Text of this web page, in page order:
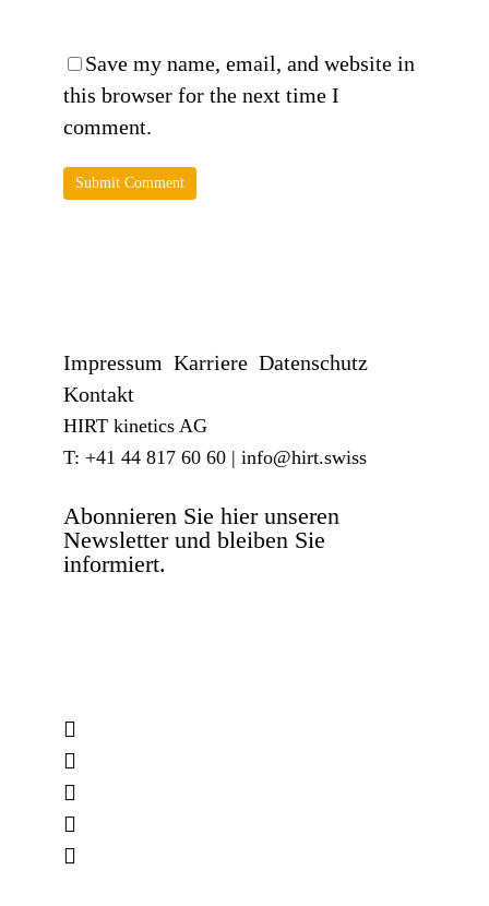
Save my name, email, and website in
this browser for the next time I
comment.
Impressum Karriere Datenschutz
Kontakt
HIRT kinetics AG
T: +41 44 817 60 60 | info@hirt.swiss
Abonnieren Sie hier unseren
Newsletter und bleiben Sie
informiert.
facebook
pinterest
linkedin
youtube
instagram